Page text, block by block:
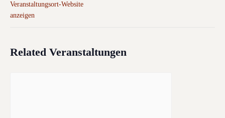
Veranstaltungsort-Website
anzeigen
Related Veranstaltungen